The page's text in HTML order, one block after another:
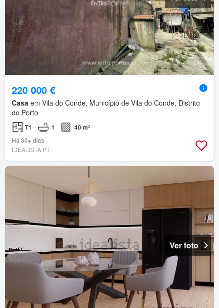
220 000 €
Casa em Vila do Conde, Município de Vila do Conde, Distrito
do Porto
T1 1
40 m²
Há 30+ dias
IDEALISTA.PT
Ver foto